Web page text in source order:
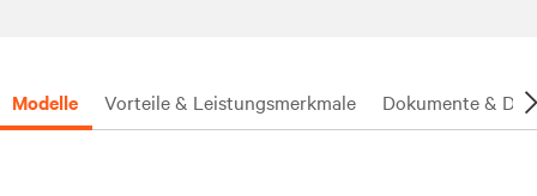
Modelle Vorteile & Leistungsmerkmale Dokumente &